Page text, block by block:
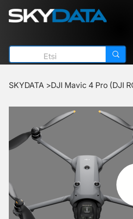
SKYDATA >DJI Mavic 4 Pro (DJI